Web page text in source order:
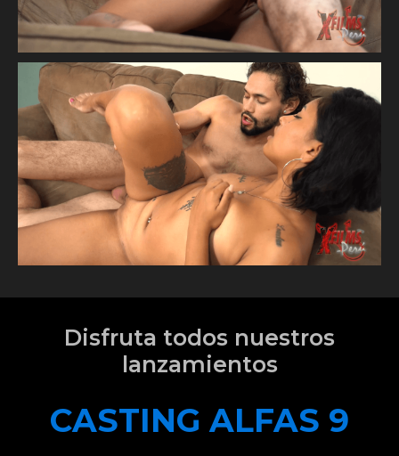
Disfruta todos nuestros
lanzamientos
CASTING ALFAS 9